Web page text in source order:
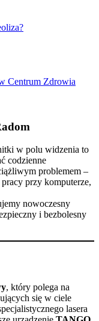
Centrum Zdrowia
w polu widzenia to
codzienne
problemem –
przy komputerze,
nowoczesny
i bezbolesny
, który polega na
się w ciele
lasera